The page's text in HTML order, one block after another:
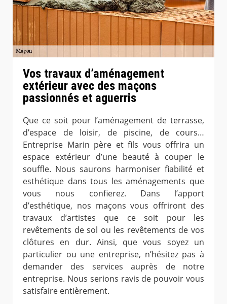
Vos travaux d’aménagement
extérieur avec des maçons
passionnés et aguerris
Que ce soit pour l’aménagement de terrasse,
d’espace de loisir, de piscine, de cours…
Entreprise Marin père et fils vous offrira un
espace extérieur d’une beauté à couper le
souffle. Nous saurons harmoniser fiabilité et
esthétique dans tous les aménagements que
vous nous confierez. Dans l’apport
d’esthétique, nos maçons vous offriront des
travaux d’artistes que ce soit pour les
revêtements de sol ou les revêtements de vos
clôtures en dur. Ainsi, que vous soyez un
particulier ou une entreprise, n’hésitez pas à
demander des services auprès de notre
entreprise. Nous serions ravis de pouvoir vous
satisfaire entièrement.